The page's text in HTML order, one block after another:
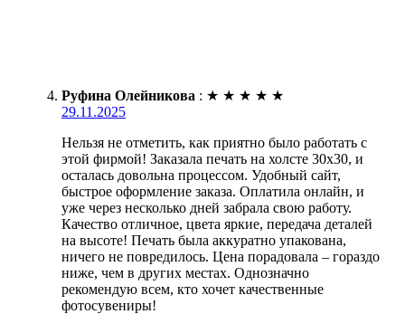
Руфина Олейникова : ★ ★ ★ ★ ★
29.11.2025
Нельзя не отметить, как приятно было работать с
этой фирмой! Заказала печать на холсте 30х30, и
осталась довольна процессом. Удобный сайт,
быстрое оформление заказа. Оплатила онлайн, и
уже через несколько дней забрала свою работу.
Качество отличное, цвета яркие, передача деталей
на высоте! Печать была аккуратно упакована,
ничего не повредилось. Цена порадовала – гораздо
ниже, чем в других местах. Однозначно
рекомендую всем, кто хочет качественные
фотосувениры!